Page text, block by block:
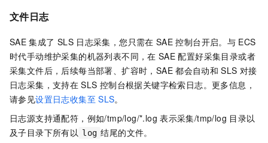
文件日志
SAE 集成了 SLS 日志采集，您只需在 SAE 控制台开启。与 ECS
时代手动维护采集的机器列表不同，在 SAE 配置好采集目录或者
采集文件后，后续每当部署、扩容时， SAE 都会自动和 SLS 对接
日志采集，支持在 SLS 控制台根据关键字检索日志。更多信息，
请参见设置日志收集至 SLS。
日志源支持通配符，例如/tmp/log/*.log 表示采集/tmp/log 目录以
及子目录下所有以 log 结尾的文件。